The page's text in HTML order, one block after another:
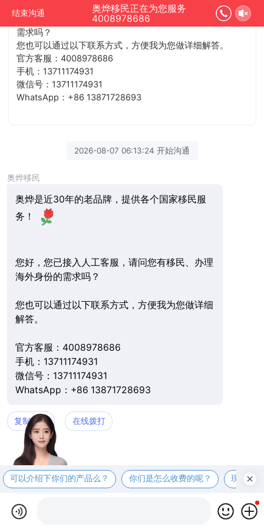
结束沟通
奥烨移民正在为您服务
4008978686
您好，您已接入人工客服，请问您有移民、办理海外身份的
需求吗？
您也可以通过以下联系方式，方便我为您做详细解答。
官方客服：4008978686
手机：13711174931
微信号：13711174931
WhatsApp：+86 13871728693
2026-08-07 06:13:24 开始沟通
奥烨移民
奥烨是近30年的老品牌，提供各个国家移民服
务！
您好，您已接入人工客服，请问您有移民、办理
海外身份的需求吗？
您也可以通过以下联系方式，方便我为您做详细
解答。
官方客服：4008978686
手机：13711174931
微信号：13711174931
WhatsApp：+86 13871728693
复制微信 在线拨打
可以介绍下你们的产品么？ 你们是怎么收费的呢？ 现在有